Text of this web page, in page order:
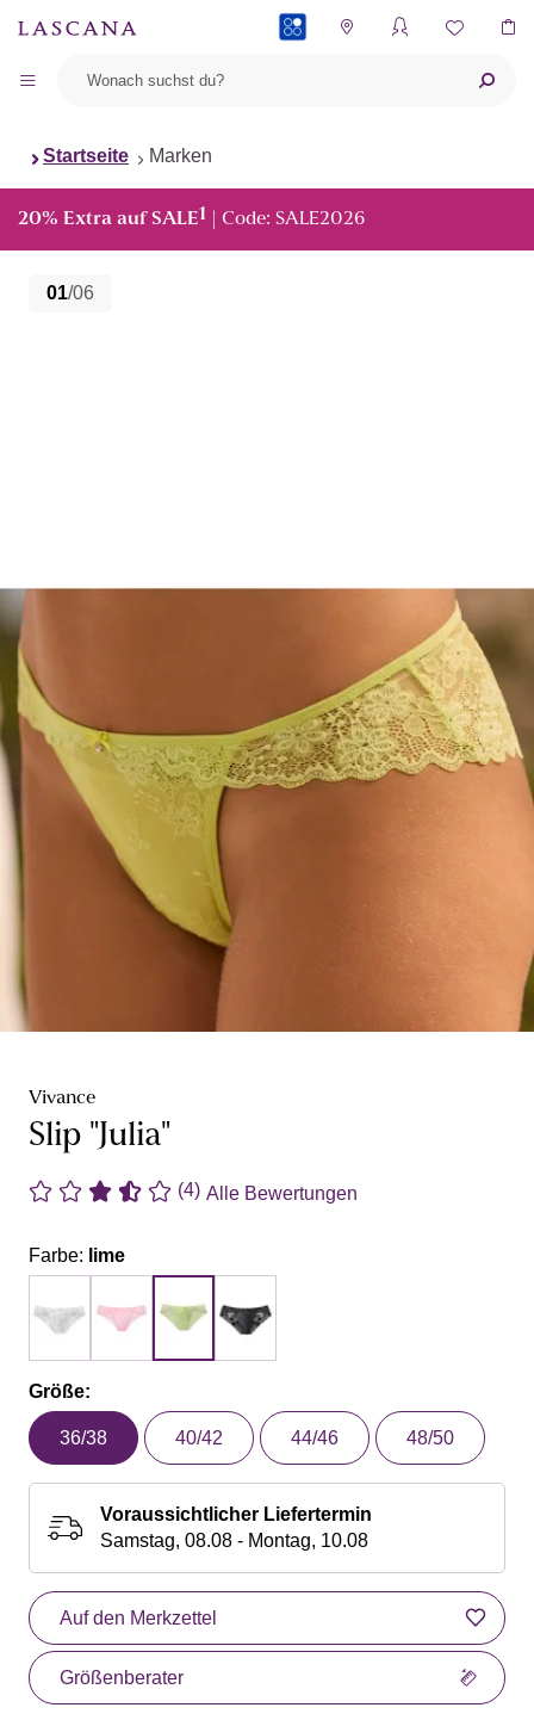
Startseite Marken
20% Extra auf SALE1 | Code: SALE2026
01/06
Vivance
Slip "Julia"
(4) Alle Bewertungen
Farbe: lime
Größe:
36/38 40/42 44/46 48/50
Voraussichtlicher Liefertermin
Samstag, 08.08 - Montag, 10.08
Auf den Merkzettel
Größenberater